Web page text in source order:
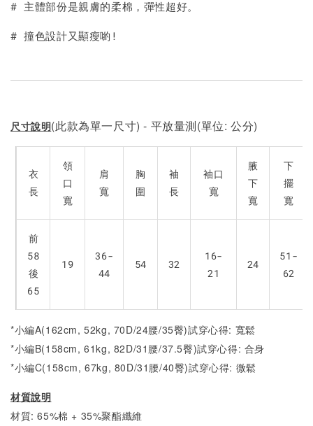
# 主體部份是親膚的柔棉，彈性超好。
# 撞色設計又顯瘦喲!
尺寸說明(此款為單一尺寸) - 平放量測(單位: 公分)
衣
長
領
口
寬
肩
寬
胸
圍
袖
長
袖口
寬
腋
下
寬
下
擺
寬
前
58
後
65
19
36-
44
54 32
16-
21
24
51-
62
*小編A(162cm, 52kg, 70D/24腰/35臀)試穿心得: 寬鬆
*小編B(158cm, 61kg, 82D/31腰/37.5臀)試穿心得: 合身
*小編C(158cm, 67kg, 80D/31腰/40臀)試穿心得: 微鬆
材質說明
材質: 65%棉 + 35%聚酯纖維